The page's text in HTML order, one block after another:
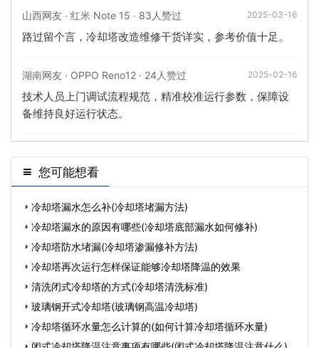
山西网友 · 红米 Note 15 · 83人赞过 2025-03-16
路过留个言，冷却塔改造维修干货详实，参考价值十足。
湖南网友 · OPPO Reno12 · 24人赞过 2025-02-16
技术人员上门调试流程规范，精准校准运行参数，保障设
备维持良好运行状态。
您可能想看
冷却塔漏水怎么补(冷却塔堵漏方法)
冷却塔漏水的原因有哪些(冷却塔底部漏水如何修补)
冷却塔防水堵漏(冷却塔渗漏修补方法)
冷却塔再次运行怎样保证能够冷却塔降温的效果
清洗闭式冷却塔的方式(冷却塔清洗标准)
玻璃钢开式冷却塔(玻璃钢高温冷却塔)
冷却塔循环水量怎么计算的(如何计算冷却塔循环水量)